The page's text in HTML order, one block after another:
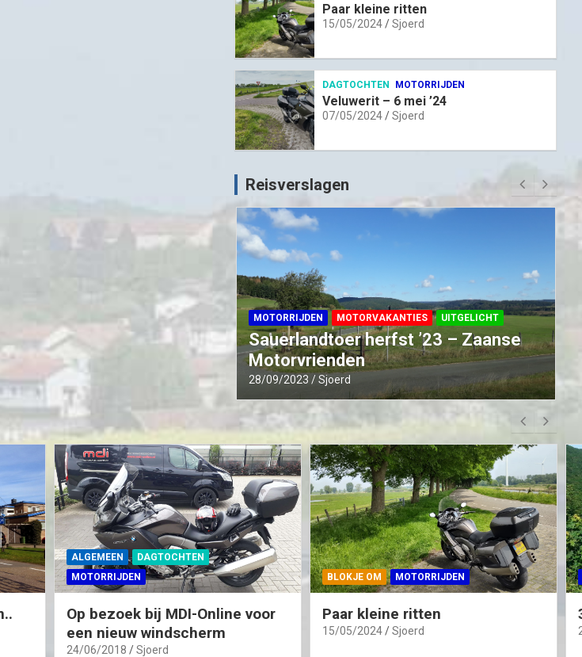
Paar kleine ritten
15/05/2024 Sjoerd
DAGTOCHTEN MOTORRIJDEN
Veluwerit – 6 mei ’24
07/05/2024 Sjoerd
Reisverslagen
MOTORVAKANTIES
2021 – ZMV
MOTORRIJDEN MOTORVAKANTIES UITGELICHT
Sauerlandtoer herfst ’23 – Zaanse
Motorvrienden
28/09/2023 Sjoerd
ALGEMEEN
DAGTOCHTEN
MOTORRIJDEN
Op bezoek bij MDI-Online voor
een nieuw windscherm
24/06/2018 Sjoerd
BLOKJE OM MOTORRIJDEN
Paar kleine ritten
15/05/2024 Sjoerd